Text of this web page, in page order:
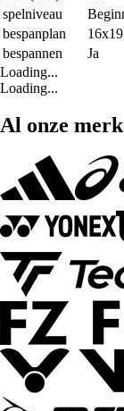
spelniveau
bespanplan
16x19
bespannen
Ja
Loading...
Loading...
Al onze